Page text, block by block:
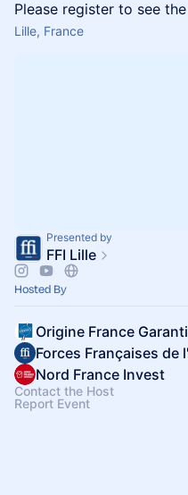
Please register to see
Lille, France
Presented by
FFI Lille
Hosted By
Origine France
Forces Françaises de
Nord France Invest
Contact the Host
Report Event